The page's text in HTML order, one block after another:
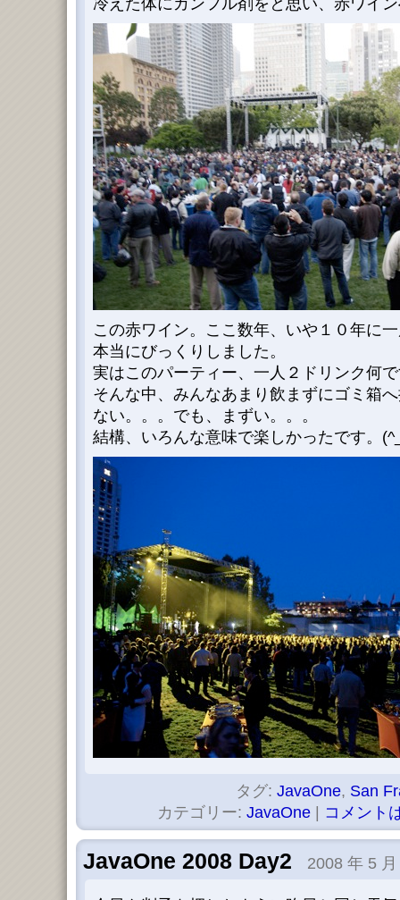
冷えた体にカンフル剤をと思い、赤ワイ
この赤ワイン。ここ数年、いや１０年に
本当にびっくりしました。
実はこのパーティー、一人２ドリンク何
そんな中、みんなあまり飲まずにゴミ箱
ない。。。でも、まずい。。。
結構、いろんな意味で楽しかったです。
タグ: JavaOne, San
カテゴリー: JavaOne コメント
JavaOne 2008 Day2 2008 年 5